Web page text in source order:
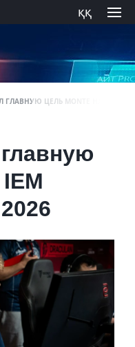
ққ
ГЛАВНУЮ ЦЕЛЬ MONTE НА IEM